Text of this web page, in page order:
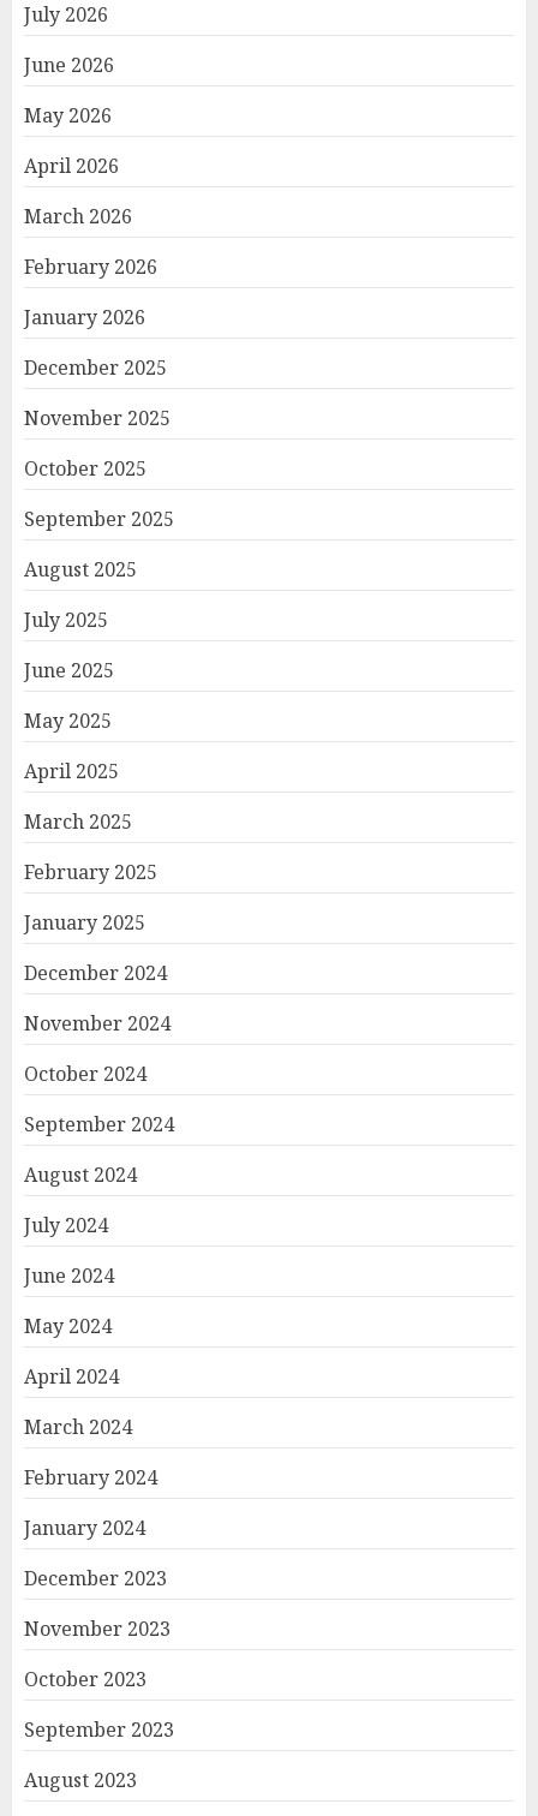
July 2026
June 2026
May 2026
April 2026
March 2026
February 2026
January 2026
December 2025
November 2025
October 2025
September 2025
August 2025
July 2025
June 2025
May 2025
April 2025
March 2025
February 2025
January 2025
December 2024
November 2024
October 2024
September 2024
August 2024
July 2024
June 2024
May 2024
April 2024
March 2024
February 2024
January 2024
December 2023
November 2023
October 2023
September 2023
August 2023